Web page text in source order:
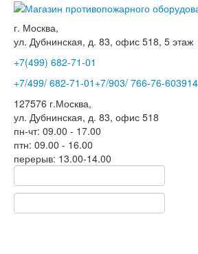
г. Москва,
ул. Дубнинская, д. 83, офис 518, 5 этаж
+7(499) 682-71-01
+7/499/ 682-71-01 +7/903/ 766-76-60
127576 г.Москва,
ул. Дубнинская, д. 83, офис 518
пн-чт: 09.00 - 17.00
птн: 09.00 - 16.00
перерыв: 13.00-14.00